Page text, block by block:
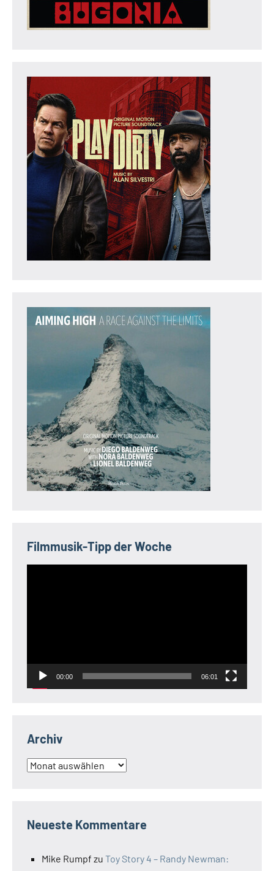
Filmmusik-Tipp der Woche
00:00 06:01
Archiv
Archiv
Neueste Kommentare
Mike Rumpf zu Toy Story 4 – Randy Newman: